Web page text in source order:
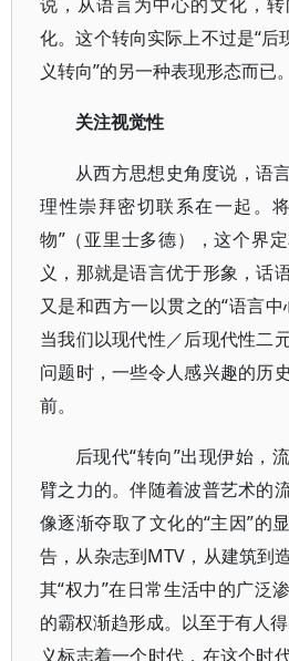
化。这个转向实际上不过是“后
义转向”的另一种表现形态而已。
关注视觉性
从西方思想史角度说，语
理性崇拜密切联系在一起。
物”（亚里士多德），这个界
义，那就是语言优于形象，话
又是和西方一以贯之的“语言中
当我们以现代性／后现代性二
问题时，一些令人感兴趣的历
前。
后现代“转向”出现伊始，
臂之力的。伴随着波普艺术的
像逐渐夺取了文化的“主因”的
告，从杂志到MTV，从建筑到
其“权力”在日常生活中的广泛
的霸权渐趋形成。以至于有人
义标志着一个时代，在这个时